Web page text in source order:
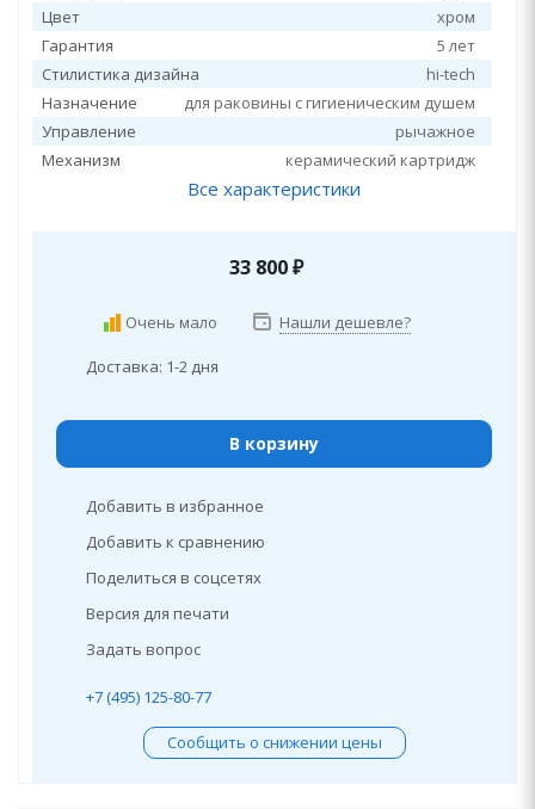
Цвет
хром
Гарантия
5 лет
Стилистика дизайна
hi-tech
Назначение
для раковины с гигиеническим душем
Управление
рычажное
Механизм
керамический картридж
Все характеристики
33 800₽
Очень мало Нашли дешевле?
Доставка: 1-2 дня
В корзину
Добавить в избранное
Добавить к сравнению
Поделиться в соцсетях
Версия для печати
Задать вопрос
+7 (495) 125-80-77
Сообщить о снижении цены